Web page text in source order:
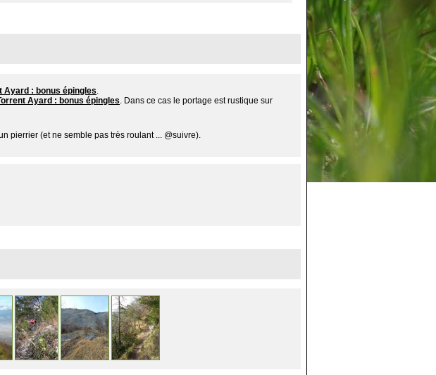
Ayard : bonus épingles
Ayard : bonus épingles . Dans ce cas le portage est rustique sur
pierrier (et ne semble pas très roulant ... @suivre).